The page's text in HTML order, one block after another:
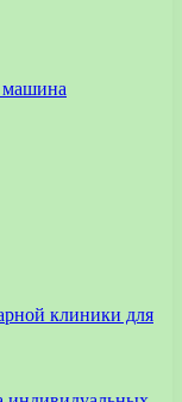
машина
клиники для